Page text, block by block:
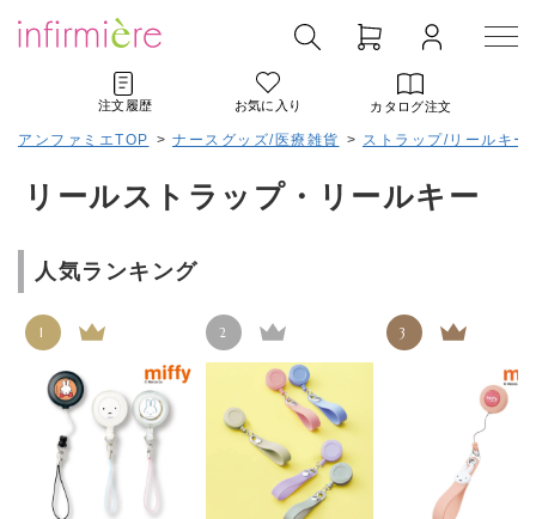
注文履歴 お気に入り カタログ注文
アンファミエTOP > ナースグッズ/医療雑貨 > ストラップ/リールキー
リールストラップ・リールキー
人気ランキング
1 2 3